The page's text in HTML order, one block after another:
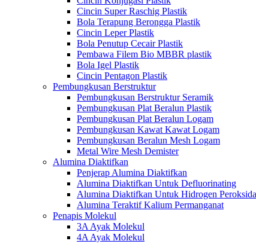
Cincin Super Raschig Plastik
Bola Terapung Berongga Plastik
Cincin Leper Plastik
Bola Penutup Cecair Plastik
Pembawa Filem Bio MBBR plastik
Bola Igel Plastik
Cincin Pentagon Plastik
Pembungkusan Berstruktur
Pembungkusan Berstruktur Seramik
Pembungkusan Plat Beralun Plastik
Pembungkusan Plat Beralun Logam
Pembungkusan Kawat Kawat Logam
Pembungkusan Beralun Mesh Logam
Metal Wire Mesh Demister
Alumina Diaktifkan
Penjerap Alumina Diaktifkan
Alumina Diaktifkan Untuk Defluorinating
Alumina Diaktifkan Untuk Hidrogen Peroksida
Alumina Teraktif Kalium Permanganat
Penapis Molekul
3A Ayak Molekul
4A Ayak Molekul